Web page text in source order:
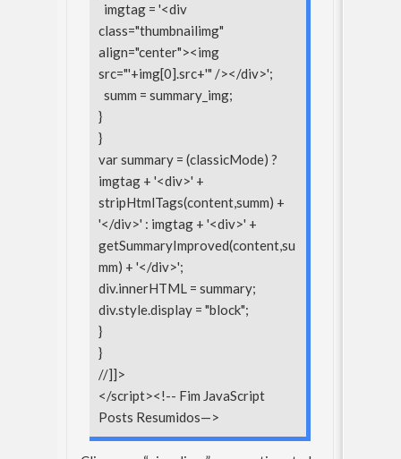
imgtag = '<div
class="thumbnailimg"
align="center"><img
src="'+img[0].src+'" /></div>';
summ = summary_img;
}
}
var summary = (classicMode) ?
imgtag + '<div>' +
stripHtmlTags(content,summ) +
'</div>' : imgtag + '<div>' +
getSummaryImproved(content,su
mm) + '</div>';
div.innerHTML = summary;
div.style.display = "block";
}
}
//]]>
</script><!-- Fim JavaScript
Posts Resumidos—>